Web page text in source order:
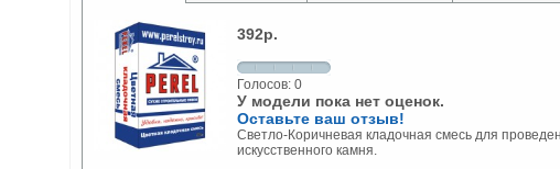
392р.
Голосов: 0
У модели пока нет оценок.
Оставьте ваш отзыв!
Светло-Коричневая кладочная смесь для
искусственного камня.